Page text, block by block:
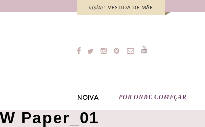
NOIVA POR ONDE COMEÇAR
W Paper_01